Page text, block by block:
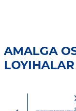
AMALGA
LOYIHALAR